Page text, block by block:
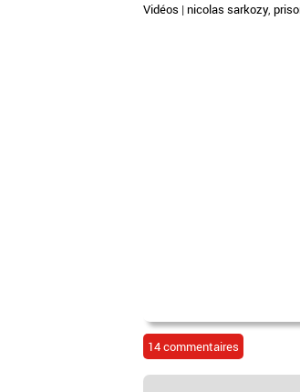
Vidéos | nicolas sarkozy,
14 commentaires